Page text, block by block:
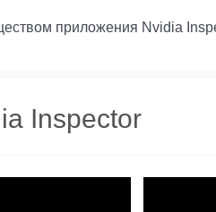
приложения Nvidia
Inspector